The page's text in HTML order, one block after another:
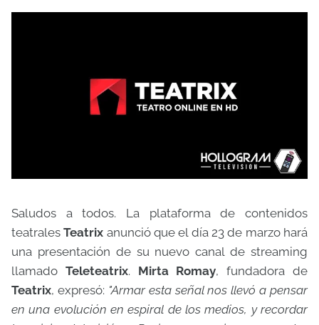
Saludos a todos. La plataforma de contenidos
teatralesTeatrix anunció que el día 23 de marzo hará
una presentación de su nuevo canal de streaming
llamado Teleteatrix. Mirta Romay, fundadora de
Teatrix, expresó: "Armar esta señal nos llevó a pensar
en una evolución en espiral de los medios, y recordar